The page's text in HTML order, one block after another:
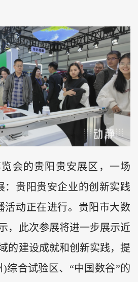
会的贵阳贵安展区，一场
：贵阳贵安企业的创新实践
活动正在进行。贵阳市大数
，此次参展将进一步展示近
的建设成就和创新实践，提
综合试验区、“中国数谷”的